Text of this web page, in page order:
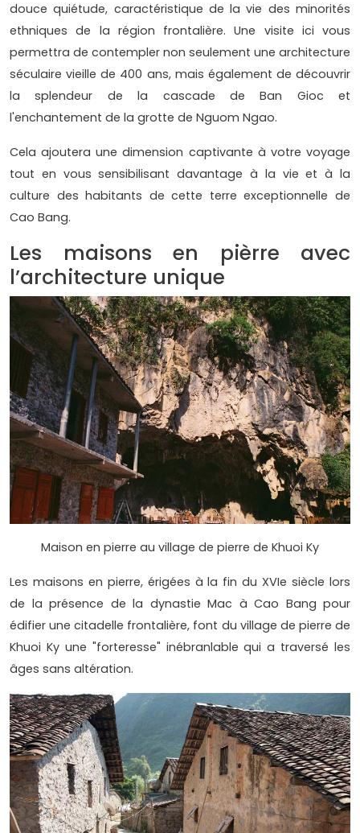
douce quiétude, caractéristique de la vie des minorités
ethniques de la région frontalière. Une visite ici vous
permettra de contempler non seulement une architecture
séculaire vieille de 400 ans, mais également de découvrir
la splendeur de la cascade de Ban Gioc et
l'enchantement de la grotte de Nguom Ngao.
Cela ajoutera une dimension captivante à votre voyage
tout en vous sensibilisant davantage à la vie et à la
culture des habitants de cette terre exceptionnelle de
Cao Bang.
Les maisons en pièrre avec
l’architecture unique
Maison en pierre au village de pierre de Khuoi Ky
Les maisons en pierre, érigées à la fin du XVIe siècle lors
de la présence de la dynastie Mac à Cao Bang pour
édifier une citadelle frontalière, font du village de pierre de
Khuoi Ky une "forteresse" inébranlable qui a traversé les
âges sans altération.